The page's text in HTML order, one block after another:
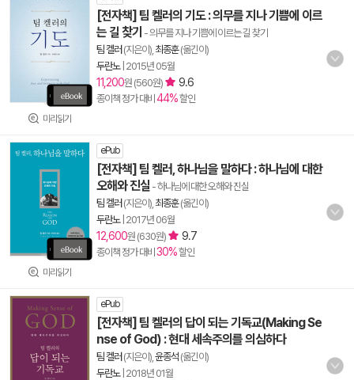
미리읽기
[전자책] 팀 켈러의 기도 : 의무를 지나 기쁨에 이르
는 길 찾기 - 의무를 지나 기쁨에 이르는 길 찾기
팀 켈러 (지은이), 최종훈(옮긴이)
두란노| 2015년 05월
11,200원 (560원) 9.6
종이책 정가 대비 44%할인
미리읽기
ePub
[전자책] 팀 켈러, 하나님을 말하다 : 하나님에 대한
오해와 진실 - 하나님에 대한 오해와 진실
팀 켈러 (지은이), 최종훈(옮긴이)
두란노| 2017년 06월
12,600원 (630원) 9.7
종이책 정가 대비 30%할인
ePub
[전자책] 팀 켈러의 답이 되는 기독교(Making Se
nse of God) : 현대 세속주의를 의심하다
팀 켈러 (지은이), 윤종석 (옮긴이)
두란노| 2018년 01월